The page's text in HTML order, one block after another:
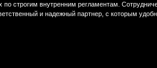
по строгим внутренним регламентам.
и надежный партнер, с которым